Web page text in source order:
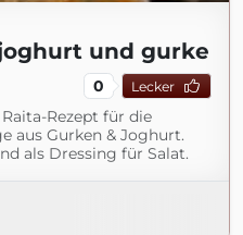
und gurke
0 Lecker
Rezept für die
aus Gurken & Joghurt.
als Dressing für Salat.